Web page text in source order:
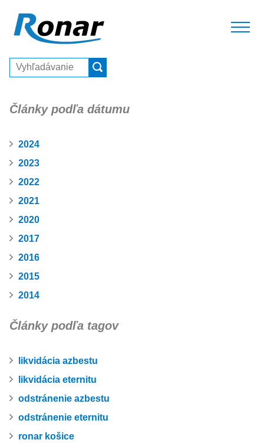
Články podľa dátumu
2024
2023
2022
2021
2020
2017
2016
2015
2014
Články podľa tagov
likvidácia azbestu
likvidácia eternitu
odstránenie azbestu
odstránenie eternitu
ronar košice